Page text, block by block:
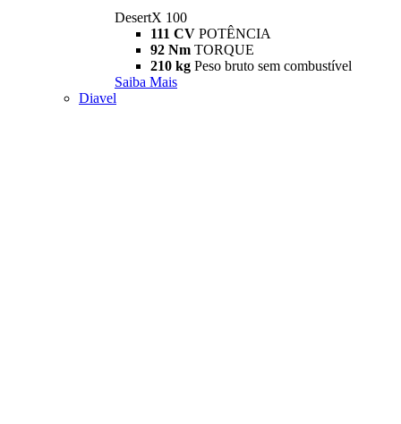
DesertX 100
111 CV POTÊNCIA
92 Nm TORQUE
210 kg Peso bruto sem combustível
Saiba Mais
Diavel